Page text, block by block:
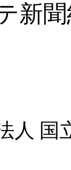
新
人 国